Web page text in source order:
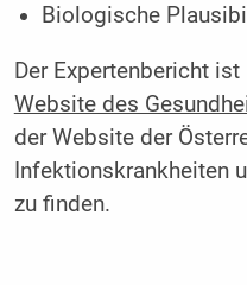
Biologische
Der Expertenbericht
Website des
der Website der
Infektionskrankheiten
zu finden.